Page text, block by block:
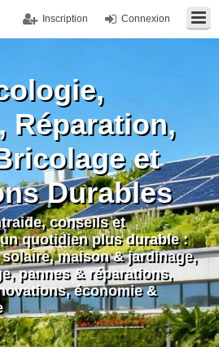
Connexion
Inscription
Réparation,
et
Durables
conseils et
quotidien plus durable :
maison & jardinage,
pannes & réparations,
économie &